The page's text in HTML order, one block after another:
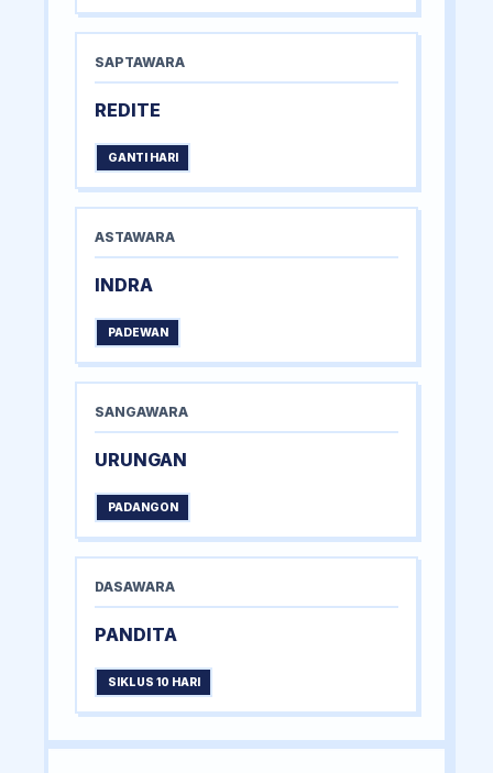
SAPTAWARA
REDITE
GANTI HARI
ASTAWARA
INDRA
PADEWAN
SANGAWARA
URUNGAN
PADANGON
DASAWARA
PANDITA
SIKLUS 10 HARI